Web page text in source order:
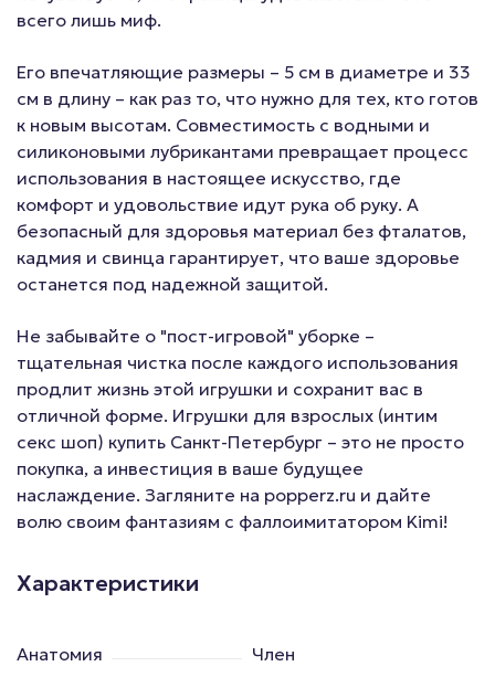
всего лишь миф.
Его впечатляющие размеры – 5 см в диаметре и 33
см в длину – как раз то, что нужно для тех, кто готов
к новым высотам. Совместимость с водными и
силиконовыми лубрикантами превращает процесс
использования в настоящее искусство, где
комфорт и удовольствие идут рука об руку. А
безопасный для здоровья материал без фталатов,
кадмия и свинца гарантирует, что ваше здоровье
останется под надежной защитой.
Не забывайте о "пост-игровой" уборке –
тщательная чистка после каждого использования
продлит жизнь этой игрушки и сохранит вас в
отличной форме. Игрушки для взрослых (интим
секс шоп) купить Санкт-Петербург – это не просто
покупка, а инвестиция в ваше будущее
наслаждение. Загляните на popperz.ru и дайте
волю своим фантазиям с фаллоимитатором Kimi!
Характеристики
Анатомия
Член